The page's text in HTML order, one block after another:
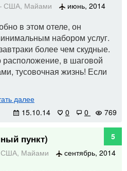
США, Майами июнь, 2014
в этом отеле, он
набором услуг.
более чем скудные.
в шаговой
тусовочная жизнь! Если
далее
15.10.14
0 0 769
пункт)
5
США, Майами сентябрь, 2014